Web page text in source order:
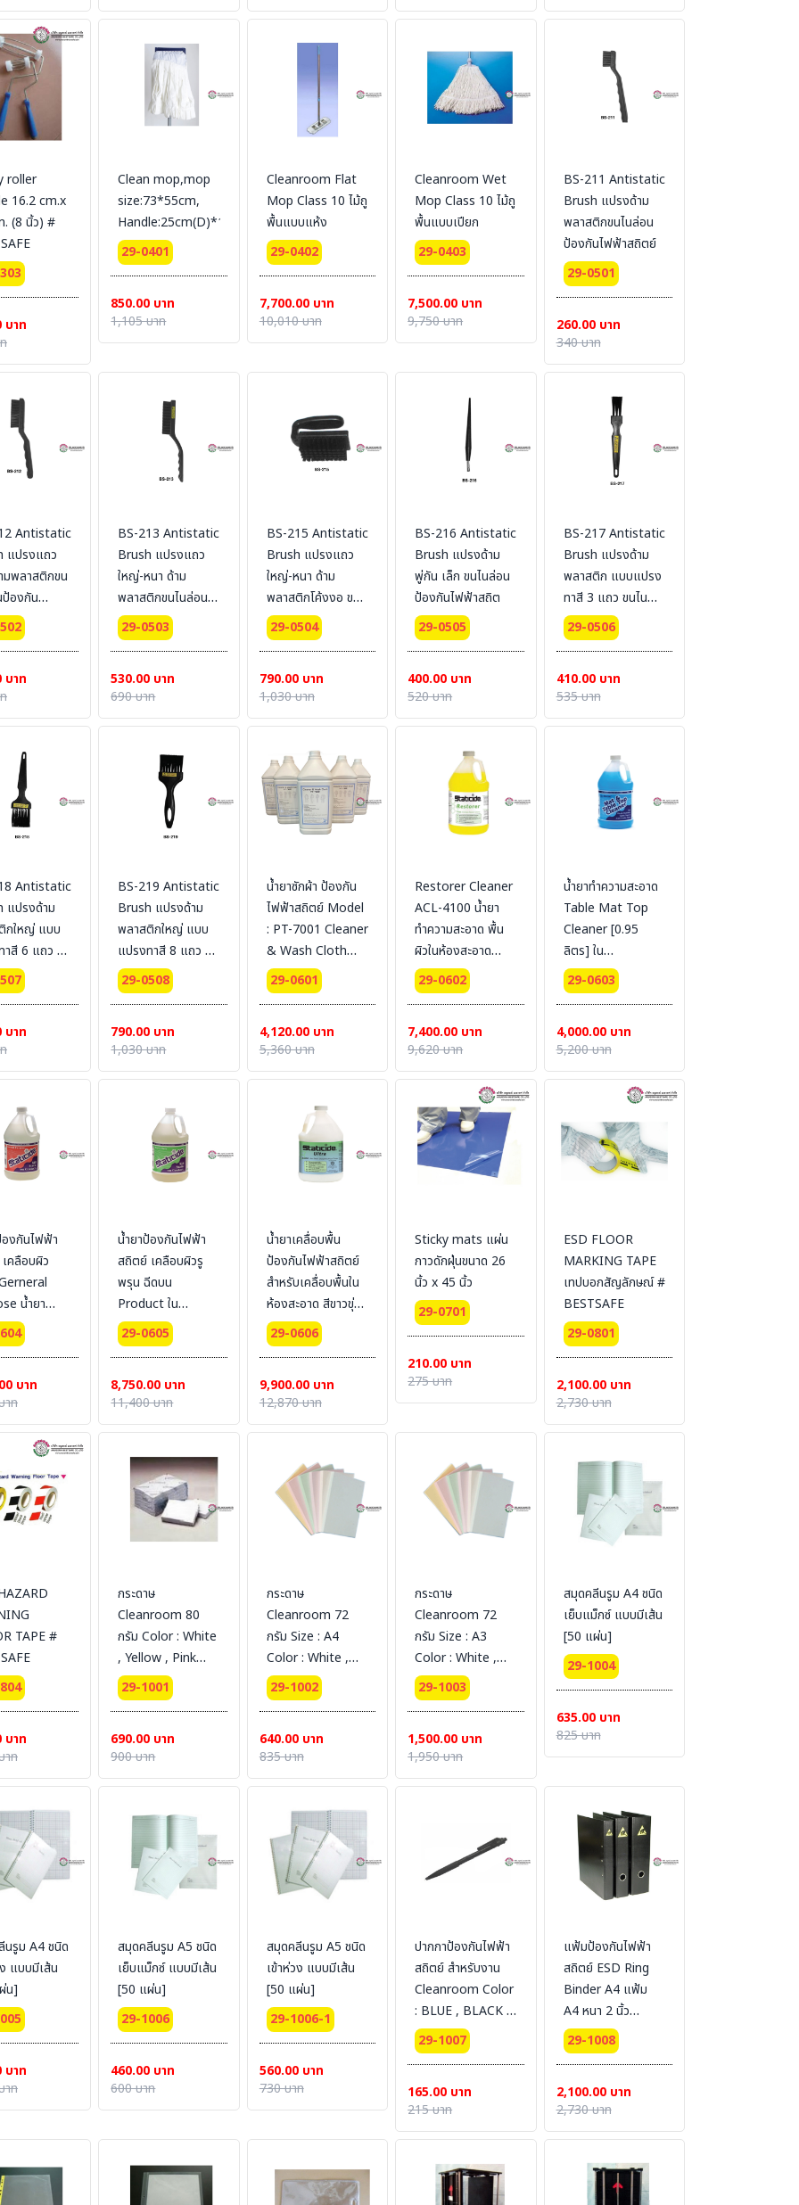
roller
16.2 cm.x
(8 นิ้ว) #
บาท
Clean mop,mop
size:73*55cm,
Handle:25cm(D)*120cm(L)
29-0401
850.00 บาท
1,105 บาท
Cleanroom Flat
Mop Class 10 ไม้ถู
พื้นแบบแห้ง
29-0402
7,700.00 บาท
10,010 บาท
Cleanroom Wet
Mop Class 10 ไม้ถู
พื้นแบบเปียก
29-0403
7,500.00 บาท
9,750 บาท
BS-211 Antistatic
Brush แปรงด้าม
พลาสติกขนไนล่อน
ป้องกันไฟฟ้าสถิตย์
29-0501
260.00 บาท
340 บาท
Antistatic
แปรงแถว
มพลาสติกขน
องกัน
ถิต
บาท
BS-213 Antistatic
Brush แปรงแถว
ใหญ่-หนา ด้าม
พลาสติกขนไนล่อน
ป้องกันไฟฟ้าสถิต
29-0503
530.00 บาท
690 บาท
BS-215 Antistatic
Brush แปรงแถว
ใหญ่-หนา ด้าม
พลาสติกโค้งงอ ขน
ไนล่อนป้องกัน
ไฟฟ้าสถิต
29-0504
790.00 บาท
1,030 บาท
BS-216 Antistatic
Brush แปรงด้าม
พู่กัน เล็ก ขนไนล่อน
ป้องกันไฟฟ้าสถิต
29-0505
400.00 บาท
520 บาท
BS-217 Antistatic
Brush แปรงด้าม
พลาสติก แบบแปรง
ทาสี 3 แถว ขนไน
ล่อนป้องกัน
ไฟฟ้าสถิต
29-0506
410.00 บาท
535 บาท
Antistatic
แปรงด้าม
กใหญ่ แบบ
สี 6 แถว ขน
องกัน
ถิต
บาท
BS-219 Antistatic
Brush แปรงด้าม
พลาสติกใหญ่ แบบ
แปรงทาสี 8 แถว ขน
ไนล่อนป้องกัน
ไฟฟ้าสถิต
29-0508
790.00 บาท
1,030 บาท
น้ำยาซักผ้า ป้องกัน
ไฟฟ้าสถิตย์ Model
: PT-7001 Cleaner
& Wash Cloth
For Antistatic
Fabric Size :1 GL.
THAILAND
29-0601
4,120.00 บาท
5,360 บาท
Restorer Cleaner
ACL-4100 น้ำยา
ทำความสะอาด พื้น
ผิวในห้องสะอาด
ป้องกันไฟฟ้าสถิตย์
สีเหลืองใส ไม่มีส่วน
For Antistatic
Floor Cleaner in
Clean Room Size
:1 GL.(3.78 L.)
MADE IN USA.
29-0602
7,400.00 บาท
9,620 บาท
น้ำยาทำความสะอาด
Table Mat Top
Cleaner [0.95
ลิตร] ใน
Cleanroom ไม่ต้อง
ผสมน้ำ ใช้ได้เลย
29-0603
4,000.00 บาท
5,200 บาท
งกันไฟฟ้า
คลือบผิว
น้ำยา
สดุผิวเรียบ
อาด สีใส ไม่
in Clean
Size : 1 GL
บาท
าท
น้ำยาป้องกันไฟฟ้า
สถิตย์ เคลือบผิวรู
พรุน ฉีดบน
Product ใน
Cleanroom ไม่ต้อง
ผสมน้ำ ใช้ได้เลย
29-0605
8,750.00 บาท
11,400 บาท
น้ำยาเคลื่อบพื้น
ป้องกันไฟฟ้าสถิตย์
สำหรับเคลื่อบพื้นใน
ห้องสะอาด สีขาวขุ่น
ไม่ต้องผสมน้ำ อายุ
เคลือบ 12-18 เดือน
Vintyl, Epoxy ,
Concrete
Linoleum ,
GL [3.78 L]
29-0606
9,900.00 บาท
12,870 บาท
Sticky mats แผ่น
กาวดักฝุ่นขนาด 26
นิ้ว x 45 นิ้ว
29-0701
210.00 บาท
275 บาท
ESD FLOOR
MARKING TAPE
เทปบอกสัญลักษณ์ #
BESTSAFE
29-0801
2,100.00 บาท
2,730 บาท
TAPE #
บาท
าท
กระดาษ
Cleanroom 80
กรัม Color : White
, Yellow , Pink
250 Sheet / pack
29-1001
690.00 บาท
900 บาท
กระดาษ
Cleanroom 72
กรัม Size : A4
Color : White ,
Yellow , Blue ,
Green 250 Sheet
29-1002
640.00 บาท
835 บาท
กระดาษ
Cleanroom 72
กรัม Size : A3
Color : White ,
Yellow , Blue ,
Green 250 Sheet
29-1003
1,500.00 บาท
1,950 บาท
สมุดคลีนรูม A4 ชนิด
เย็บแม็กซ์ แบบมีเส้น
[50 แผ่น]
29-1004
635.00 บาท
825 บาท
นรูม A4 ชนิด
แบบมีเส้น
น]
บาท
าท
สมุดคลีนรูม A5 ชนิด
เย็บแม็กซ์ แบบมีเส้น
[50 แผ่น]
29-1006
460.00 บาท
600 บาท
สมุดคลีนรูม A5 ชนิด
เข้าห่วง แบบมีเส้น
[50 แผ่น]
29-1006-1
560.00 บาท
730 บาท
ปากกาป้องกันไฟฟ้า
สถิตย์ สำหรับงาน
Cleanroom Color
: BLUE , BLACK ,
RED
29-1007
165.00 บาท
215 บาท
แฟ้มป้องกันไฟฟ้า
สถิตย์ ESD Ring
Binder A4 แฟ้ม
A4 หนา 2 นิ้ว
COLOR : BLACK
Width 45 mm.
29-1008
2,100.00 บาท
2,730 บาท